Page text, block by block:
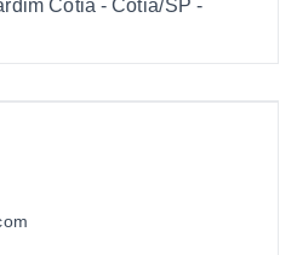
Cotia - Cotia/SP -